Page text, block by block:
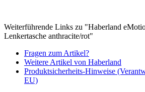
Weiterführende Links zu "Haberland
Lenkertasche anthracite/rot"
Fragen zum Artikel?
Weitere Artikel von Haberland
Produktsicherheits-Hinweise
EU)